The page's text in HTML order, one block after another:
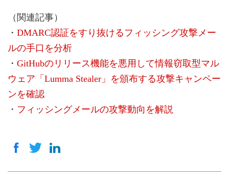
（関連記事）
・ DMARC認証をすり抜けるフィッシング攻撃メー
ルの手口を分析
・ GitHubのリリース機能を悪用して情報窃取型マル
ウェア「Lumma Stealer」を頒布する攻撃キャンペー
ンを確認
・ フィッシングメールの攻撃動向を解説